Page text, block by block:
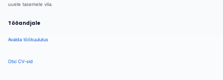
uuele tasemele viia.
Tööandjale
Avalda töökuulutus
Otsi CV-sid